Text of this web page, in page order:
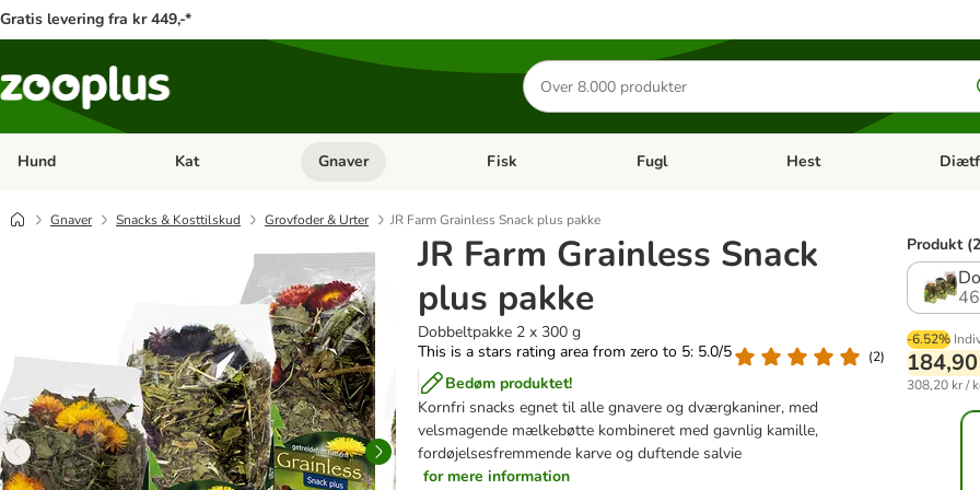
Gratis levering fra kr 449,-*
Søg
efter
produkter
Hund Åben kategori menu: Hund
Kat Åben kategori menu: Kat
Gnaver Åben kategori menu: Gnaver
Fisk Åben kategori menu: Fisk
Fugl Åben kategori menu: Fugl
Hest Åben
Gnaver Snacks & Kosttilskud Grovfoder & Urter JR Farm Grainless Snack plus pakke
JR Farm Grainless Snack
plus pakke
Dobbeltpakke 2 x 300 g
This is a stars rating area from zero to 5: 5.0/5
(2)
Bedøm produktet!
Kornfri snacks egnet til alle gnavere og dværgkaniner, med
velsmagende mælkebøtte kombineret med gavnlig kamille,
fordøjelsesfremmende karve og duftende salvie
for mere information
Produkt
-6.52%
308,20 kr /